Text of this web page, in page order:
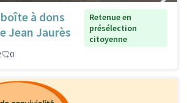
à dons
Jean Jaurès
Retenue en
présélection
citoyenne
0